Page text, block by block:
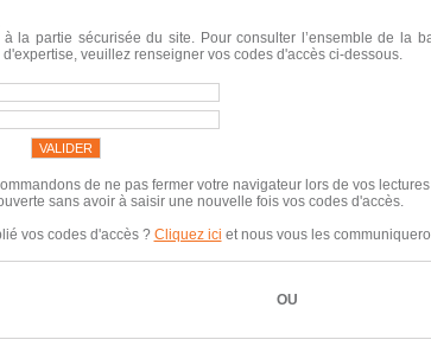
à la partie sécurisée du site. Pour consulter l’ensemble de la
veuillez renseigner vos codes d'accès ci-dessous.
de ne pas fermer votre navigateur lors de vos
sans avoir à saisir une nouvelle fois vos codes d'accès.
vos codes d'accès ? Cliquez ici et nous vous les
OU